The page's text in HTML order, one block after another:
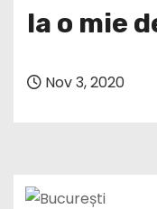
la o mie
Nov 3, 2020